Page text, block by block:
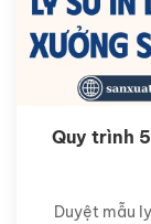
Quy trình
Duyệt mẫu